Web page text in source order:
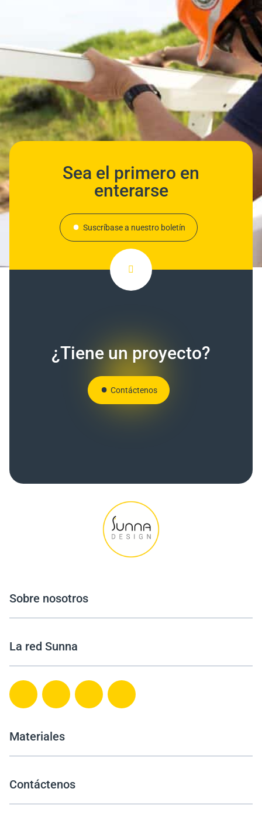
Sea el primero en
enterarse
Suscríbase a nuestro boletín
¿Tiene un proyecto?
Contáctenos
Sobre nosotros
La red Sunna
Materiales
Contáctenos